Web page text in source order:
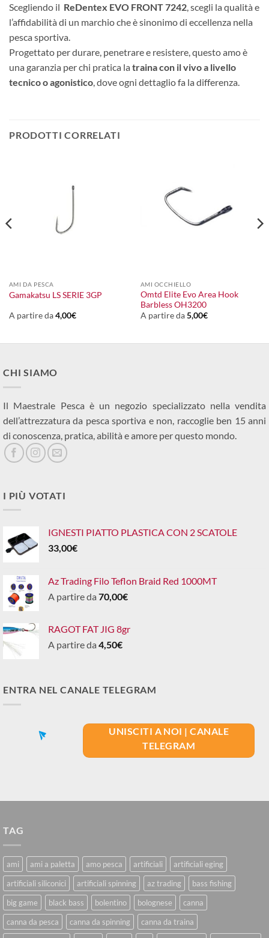
Scegliendo il ReDentex EVO FRONT 7242 , scegli la qualità e
l’affidabilità di un marchio che è sinonimo di eccellenza nella
pesca sportiva.
Progettato per durare, penetrare e resistere, questo amo è
una garanzia per chi pratica la traina con il vivo a livello
tecnico o agonistico , dove ogni dettaglio fa la differenza.
PRODOTTI CORRELATI
AMI DA PESCA
Gamakatsu LS SERIE 3GP
A partire da4,00€
AMI OCCHIELLO
Omtd Elite Evo Area Hook
Barbless OH3200
A partire da5,00€
CHI SIAMO
Il Maestrale Pesca è un negozio specializzato nella vendita
dell’attrezzatura da pesca sportiva e non, raccoglie ben 15 anni
di conoscenza, pratica, abilità e amore per questo mondo.
I PIÙ VOTATI
IGNESTI PIATTO PLASTICA CON 2 SCATOLE
33,00€
Az Trading Filo Teflon Braid Red 1000MT
A partire da 70,00€
RAGOT FAT JIG 8gr
A partire da 4,50€
ENTRA NEL CANALE TELEGRAM
UNISCITI A NOI | CANALE
TELEGRAM
TAG
ami ami a paletta amo pesca artificiali
artificiali eging
artificiali siliconici
artificiali spinning az trading
bass fishing
big game
black bass bolentino bolognese
canna
canna da pesca
canna da spinning
canna da traina